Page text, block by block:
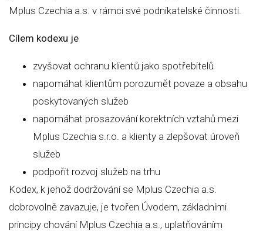
Mplus Czechia a.s. v rámci své podnikatelské činnosti.
Cílem kodexu je
zvyšovat ochranu klientů jako spotřebitelů
napomáhat klientům porozumět povaze a obsahu
poskytovaných služeb
napomáhat prosazování korektních vztahů mezi
Mplus Czechia s.r.o. a klienty a zlepšovat úroveň
služeb
podpořit rozvoj služeb na trhu
Kodex, k jehož dodržování se Mplus Czechia a.s.
dobrovolně zavazuje, je tvořen Úvodem, základními
principy chování Mplus Czechia a.s., uplatňováním